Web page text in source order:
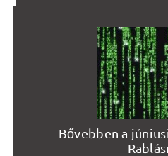
Bővebben a